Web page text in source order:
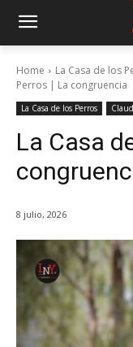
Home La Casa de los
Perros | La congruencia
La Casa de los Perros
La Casa
8 julio, 2026